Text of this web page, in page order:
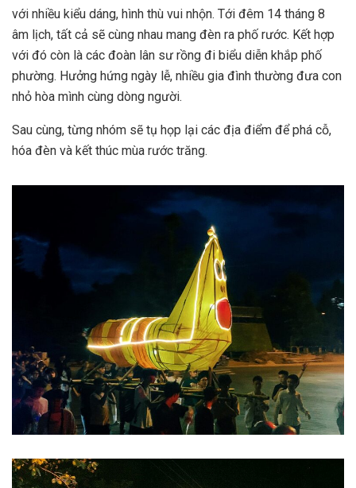
với nhiều kiểu dáng, hình thù vui nhộn. Tới đêm 14 tháng 8
âm lịch, tất cả sẽ cùng nhau mang đèn ra phố rước. Kết hợp
với đó còn là các đoàn lân sư rồng đi biểu diễn khắp phố
phường. Hưởng hứng ngày lễ, nhiều gia đình thường đưa con
nhỏ hòa mình cùng dòng người.
Sau cùng, từng nhóm sẽ tụ họp lại các địa điểm để phá cỗ,
hóa đèn và kết thúc mùa rước trăng.